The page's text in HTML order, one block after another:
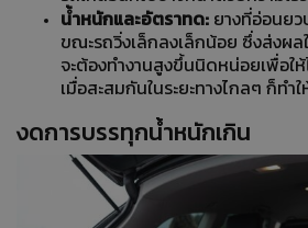
น้ำหนักและอัตราทด: ยางที่อ่อนยว
ขณะรถวิ่งเล็กลงเล็กน้อย ซึ่งส่งผล
จะต้องทำงานสูงขึ้นนิดหน่อยเพื่อให้
เมื่อสะสมกันในระยะทางไกลๆ ก็ทำ
งดการบรรทุกน้ำหนักเกิน